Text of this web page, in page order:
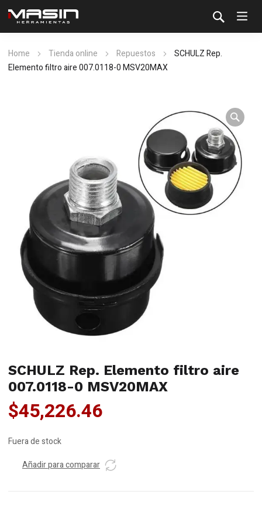
Home Tienda online Repuestos
SCHULZ Rep.
Elemento filtro aire 007.0118-0 MSV20MAX
SCHULZ Rep. Elemento filtro aire
007.0118-0 MSV20MAX
$45,226.46
Fuera de stock
Añadir para comparar